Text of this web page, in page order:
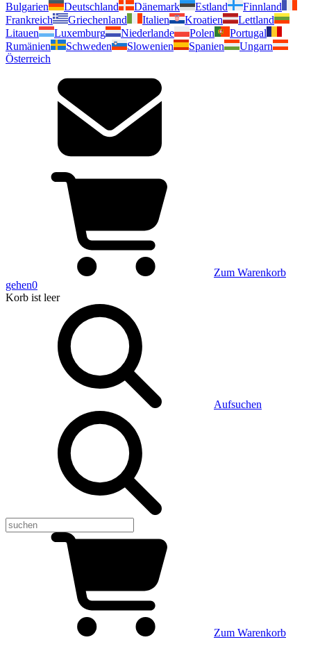
Bulgarien
Deutschland Dänemark Estland
Finnland
Frankreich
Griechenland Italien Kroatien
Lettland
Litauen
Luxemburg Niederlande Polen
Portugal
Rumänien
Schweden Slowenien Spanien
Ungarn
Österreich
Zum Warenkorb
gehen0
Korb ist leer
Aufsuchen
Zum Warenkorb